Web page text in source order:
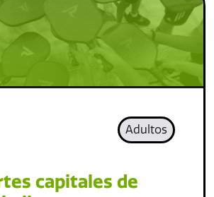
Adultos
capitales de